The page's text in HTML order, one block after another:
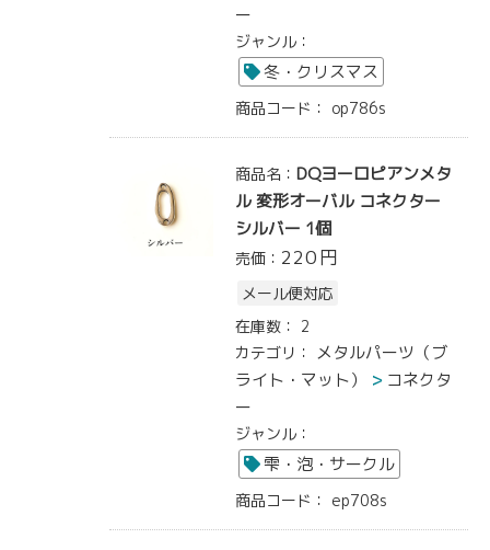
ー
ジャンル：
冬・クリスマス
商品コード： op786s
商品名：DQヨーロピアンメタ
ル 変形オーバル コネクター
シルバー 1個
売価： 220円
メール便対応
在庫数： 2
カテゴリ： メタルパーツ（ブ
ライト・マット）
コネクタ
ー
ジャンル：
雫・泡・サークル
商品コード： ep708s